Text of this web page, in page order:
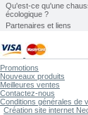
Qu'est-ce qu'une
écologique ?
Partenaires et liens
Promotions
Nouveaux produits
Meilleures ventes
Contactez-nous
Conditions générales de
Création site internet